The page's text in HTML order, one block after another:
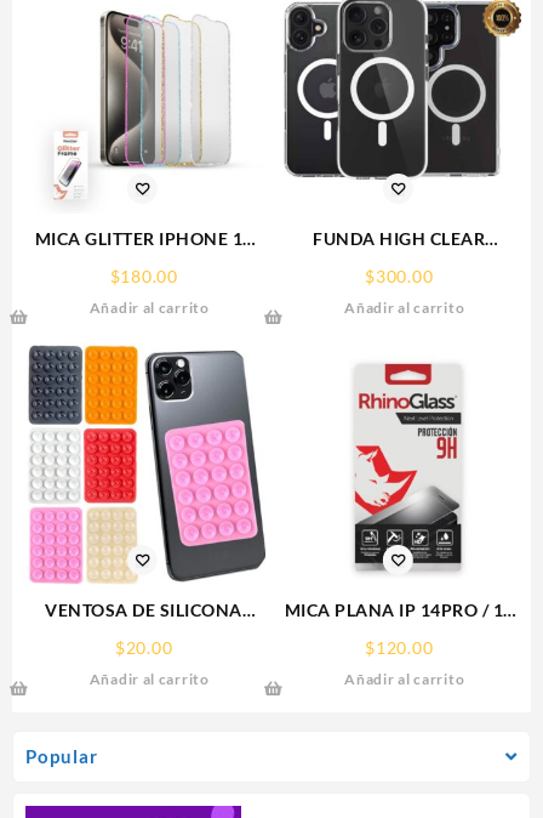
Popular
MICA GLITTER IPHONE 17
GLITTER FRAME
RHINOGLASS
$180.00
Añadir al carrito
FUNDA HIGH CLEAR
$300.00
Añadir al carrito
VENTOSA DE SILICONA
SOPORTE PARA CELULAR
$20.00
Añadir al carrito
MICA PLANA IP 14PRO / 15
IPHONE 9H RHINOGLASS
$120.00
Añadir al carrito